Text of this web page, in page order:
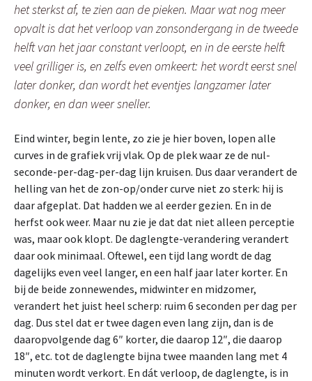
het sterkst af, te zien aan de pieken. Maar wat nog meer
opvalt is dat het verloop van zonsondergang in de tweede
helft van het jaar constant verloopt, en in de eerste helft
veel grilliger is, en zelfs even omkeert: het wordt eerst snel
later donker, dan wordt het eventjes langzamer later
donker, en dan weer sneller.
Eind winter, begin lente, zo zie je hier boven, lopen alle
curves in de grafiek vrij vlak. Op de plek waar ze de nul-
seconde-per-dag-per-dag lijn kruisen. Dus daar verandert de
helling van het de zon-op/onder curve niet zo sterk: hij is
daar afgeplat. Dat hadden we al eerder gezien. En in de
herfst ook weer. Maar nu zie je dat dat niet alleen perceptie
was, maar ook klopt. De daglengte-verandering verandert
daar ook minimaal. Oftewel, een tijd lang wordt de dag
dagelijks even veel langer, en een half jaar later korter. En
bij de beide zonnewendes, midwinter en midzomer,
verandert het juist heel scherp: ruim 6 seconden per dag per
dag. Dus stel dat er twee dagen even lang zijn, dan is de
daaropvolgende dag 6″ korter, die daarop 12″, die daarop
18″, etc. tot de daglengte bijna twee maanden lang met 4
minuten wordt verkort. En dát verloop, de daglengte, is in